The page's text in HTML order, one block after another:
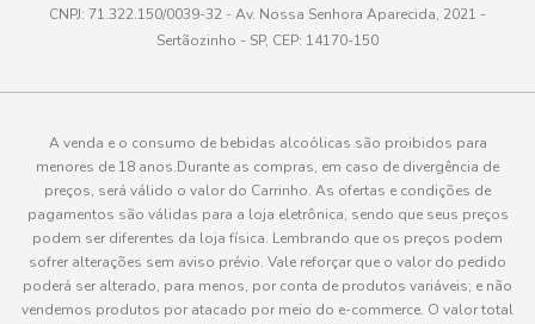
CNPJ: 71.322.150/0039-32 - Av. Nossa Senhora Aparecida, 2021 -
Sertãozinho - SP, CEP: 14170-150
A venda e o consumo de bebidas alcoólicas são proibidos para
menores de 18 anos.Durante as compras, em caso de divergência de
preços, será válido o valor do Carrinho. As ofertas e condições de
pagamentos são válidas para a loja eletrônica, sendo que seus preços
podem ser diferentes da loja física. Lembrando que os preços podem
sofrer alterações sem aviso prévio. Vale reforçar que o valor do pedido
poderá ser alterado, para menos, por conta de produtos variáveis; e não
vendemos produtos por atacado por meio do e-commerce. O valor total